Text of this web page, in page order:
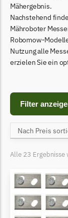
Black &
Black & Decker
Bosch Indego
Central Park
Central Park
Cramer
Cramer Messer
Cub Cadet
Mähergebnis.
Nachstehend
Mähroboter
Robomow-
Nutzung alle
erzielen Sie ein
Filter
Alle 23 Ergebnisse